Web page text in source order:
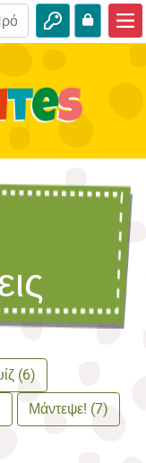
(6)
Μάντεψε! (7)